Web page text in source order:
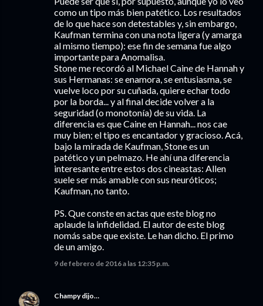
como un tipo más bien patético. Los resultados
de lo que hace son detestables y, sin embargo,
Kaufman termina con una nota ligera (y amarga
al mismo tiempo): ese fin de semana fue algo
importante para Anomalisa.
Stone me recordó al Michael Caine de Hannah y
sus Hermanas: se enamora, se entusiasma, se
vuelve loco por su cuñada, quiere echar todo
por la borda... y al final decide volver a la
seguridad (o monotonía) de su vida. La
diferencia es que Caine en Hannah... nos cae
muy bien; el tipo es encantador y gracioso. Acá,
bajo la mirada de Kaufman, Stone es un
patético y un pelmazo. He ahí una diferencia
interesante entre estos dos cineastas: Allen
suele ser más amable con sus neuróticos;
Kaufman, no tanto.
PS. Que conste en actas que este blog no
aplaude la infidelidad. El autor de este blog
nomás sabe que existe. Le han dicho. El primo
de un amigo.
9 de febrero de 2016 a las 12:35 p.m.
Champydijo…